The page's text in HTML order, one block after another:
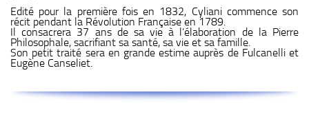
Edité pour la première fois en 1832, Cyliani commence son
récit pendant la Révolution Française en 1789.
Il consacrera 37 ans de sa vie à l’élaboration de la Pierre
Philosophale, sacrifiant sa santé, sa vie et sa famille.
Son petit traité sera en grande estime auprès de Fulcanelli et
Eugène Canseliet.